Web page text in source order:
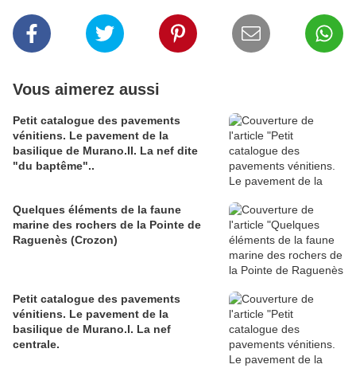
Vous aimerez aussi
Petit catalogue des pavements
vénitiens. Le pavement de la
basilique de Murano.II. La nef dite
"du baptême"..
Quelques éléments de la faune
marine des rochers de la Pointe de
Raguenès (Crozon)
Petit catalogue des pavements
vénitiens. Le pavement de la
basilique de Murano.I. La nef
centrale.